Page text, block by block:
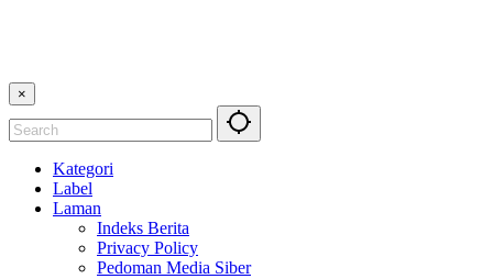
×
Kategori
Label
Laman
Indeks Berita
Privacy Policy
Pedoman Media Siber